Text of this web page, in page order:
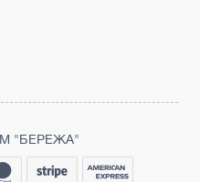
"БЕРЕЖА"